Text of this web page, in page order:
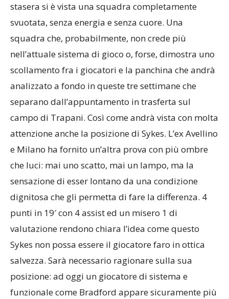
stasera si è vista una squadra completamente
svuotata, senza energia e senza cuore. Una
squadra che, probabilmente, non crede più
nell’attuale sistema di gioco o, forse, dimostra uno
scollamento fra i giocatori e la panchina che andrà
analizzato a fondo in queste tre settimane che
separano dall’appuntamento in trasferta sul
campo di Trapani. Così come andrà vista con molta
attenzione anche la posizione di Sykes. L’ex Avellino
e Milano ha fornito un’altra prova con più ombre
che luci: mai uno scatto, mai un lampo, ma la
sensazione di esser lontano da una condizione
dignitosa che gli permetta di fare la differenza. 4
punti in 19′ con 4 assist ed un misero 1 di
valutazione rendono chiara l’idea come questo
Sykes non possa essere il giocatore faro in ottica
salvezza. Sarà necessario ragionare sulla sua
posizione: ad oggi un giocatore di sistema e
funzionale come Bradford appare sicuramente più